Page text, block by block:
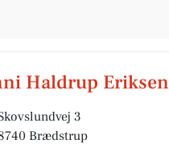
Haldrup Eriksen
3
Brædstrup